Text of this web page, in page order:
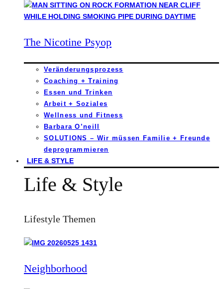
The Nicotine Psyop
Veränderungsprozess
Coaching + Training
Essen und Trinken
Arbeit + Soziales
Wellness und Fitness
Barbara O’neill
SOLUTIONS – Wir müssen Familie + Freunde
deprogrammieren
LIFE & STYLE
Life & Style
Lifestyle Themen
Neighborhood